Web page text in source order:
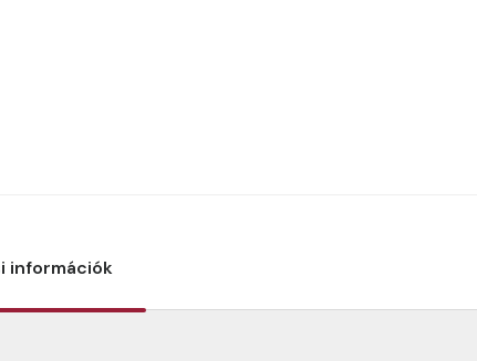
információk